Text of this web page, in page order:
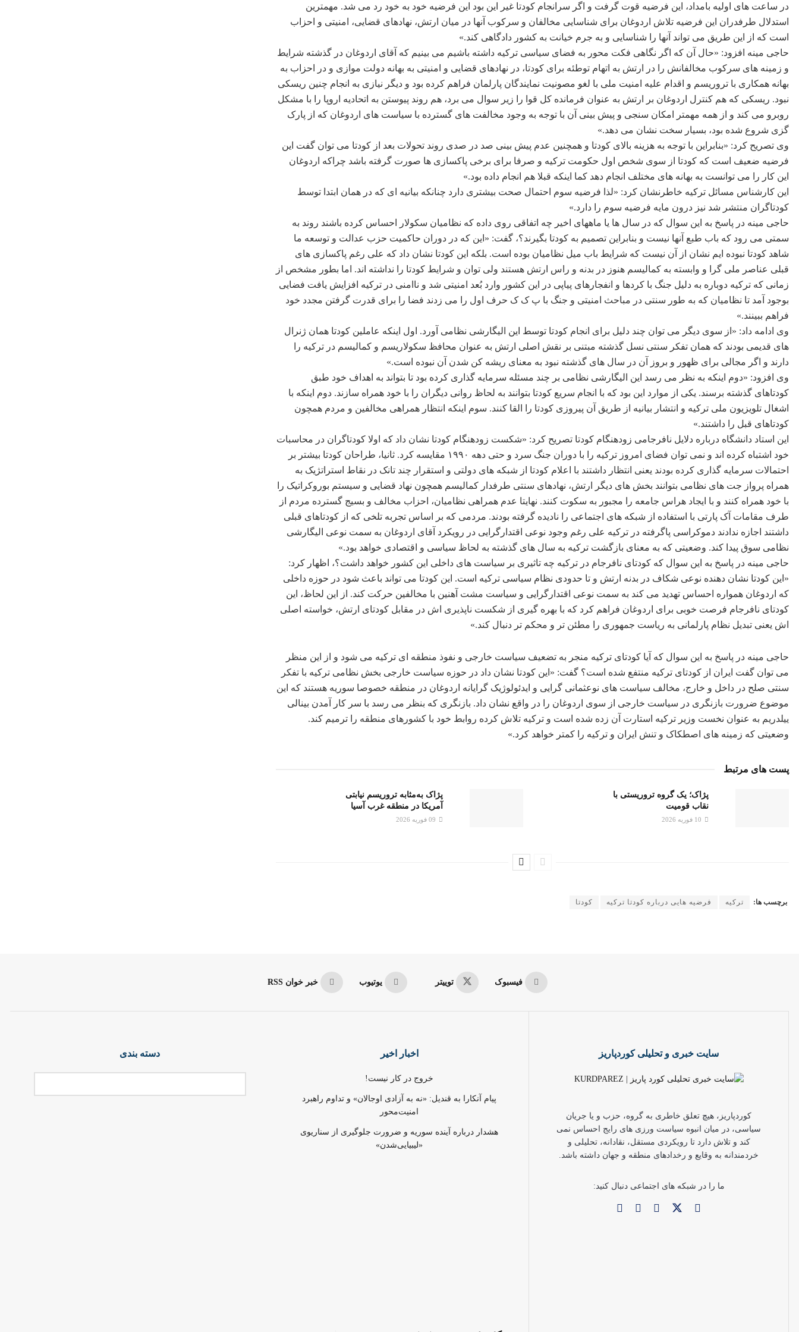
در ساعت های اولیه بامداد، این فرضیه قوت گرفت و اگر سرانجام کودتا غیر این بود این فرضیه خود به خود رد می شد. مهمترین
استدلال طرفدران این فرضیه تلاش اردوغان برای شناسایی مخالفان و سرکوب آنها در میان ارتش، نهادهای قضایی، امنیتی و احزاب
است که از این طریق می تواند آنها را شناسایی و به جرم خیانت به کشور دادگاهی کند.»
حاجی مینه افزود: «حال آن که اگر نگاهی فکت محور به فضای سیاسی ترکیه داشته باشیم می بینیم که آقای اردوغان در گذشته شرایط
و زمینه های سرکوب مخالفانش را در ارتش به اتهام توطئه برای کودتا، در نهادهای قضایی و امنیتی به بهانه دولت موازی و در احزاب به
بهانه همکاری با تروریسم و اقدام علیه امنیت ملی با لغو مصونیت نمایندگان پارلمان فراهم کرده بود و دیگر نیازی به انجام چنین ریسکی
نبود. ریسکی که هم کنترل اردوغان بر ارتش به عنوان فرمانده کل قوا را زیر سوال می برد، هم روند پیوستن به اتحادیه اروپا را با مشکل
روبرو می کند و از همه مهمتر امکان سنجی و پیش بینی آن با توجه به وجود مخالفت های گسترده با سیاست های اردوغان که از پارک
گزی شروع شده بود، بسیار سخت نشان می دهد.»
وی تصریح کرد: «بنابراین با توجه به هزینه بالای کودتا و همچنین عدم پیش بینی صد در صدی روند تحولات بعد از کودتا می توان گفت این
فرضیه ضعیف است که کودتا از سوی شخص اول حکومت ترکیه و صرفا برای برخی پاکسازی ها صورت گرفته باشد چراکه اردوغان
این کار را می توانست به بهانه های مختلف انجام دهد کما اینکه قبلا هم انجام داده بود.»
این کارشناس مسائل ترکیه خاطرنشان کرد: «لذا فرضیه سوم احتمال صحت بیشتری دارد چنانکه بیانیه ای که در همان ابتدا توسط
کودتاگران منتشر شد نیز درون مایه فرضیه سوم را دارد.»
حاجی مینه در پاسخ به این سوال که در سال ها یا ماههای اخیر چه اتفاقی روی داده که نظامیان سکولار احساس کرده باشند روند به
سمتی می رود که باب طبع آنها نیست و بنابراین تصمیم به کودتا بگیرند؟، گفت: «این که در دوران حاکمیت حزب عدالت و توسعه ما
شاهد کودتا نبوده ایم نشان از آن نیست که شرایط باب میل نظامیان بوده است. بلکه این کودتا نشان داد که علی رغم پاکسازی های
قبلی عناصر ملی گرا و وابسته به کمالیسم هنوز در بدنه و راس ارتش هستند ولی توان و شرایط کودتا را نداشته اند. اما بطور مشخص از
زمانی که ترکیه دوباره به دلیل جنگ با کردها و انفجارهای پیاپی در این کشور وارد بُعد امنیتی شد و ناامنی در ترکیه افزایش یافت فضایی
بوجود آمد تا نظامیان که به طور سنتی در مباحث امنیتی و جنگ با پ ک ک حرف اول را می زدند فضا را برای قدرت گرفتن مجدد خود
فراهم ببینند.»
وی ادامه داد: «از سوی دیگر می توان چند دلیل برای انجام کودتا توسط این الیگارشی نظامی آورد. اول اینکه عاملین کودتا همان ژنرال
های قدیمی بودند که همان تفکر سنتی نسل گذشته مبتنی بر نقش اصلی ارتش به عنوان محافظ سکولاریسم و کمالیسم در ترکیه را
دارند و اگر مجالی برای ظهور و بروز آن در سال های گذشته نبود به معنای ریشه کن شدن آن نبوده است.»
وی افزود: «دوم اینکه به نظر می رسد این الیگارشی نظامی بر چند مسئله سرمایه گذاری کرده بود تا بتواند به اهداف خود طبق
کودتاهای گذشته برسند. یکی از موارد این بود که با انجام سریع کودتا بتوانند به لحاظ روانی دیگران را با خود همراه سازند. دوم اینکه با
اشغال تلویزیون ملی ترکیه و انتشار بیانیه از طریق آن پیروزی کودتا را القا کنند. سوم اینکه انتظار همراهی مخالفین و مردم همچون
کودتاهای قبل را داشتند.»
این استاد دانشگاه درباره دلایل نافرجامی زودهنگام کودتا تصریح کرد: «شکست زودهنگام کودتا نشان داد که اولا کودتاگران در محاسبات
خود اشتباه کرده اند و نمی توان فضای امروز ترکیه را با دوران جنگ سرد و حتی دهه ۱۹۹۰ مقایسه کرد. ثانیا، طراحان کودتا بیشتر بر
احتمالات سرمایه گذاری کرده بودند یعنی انتظار داشتند با اعلام کودتا از شبکه های دولتی و استقرار چند تانک در نقاط استراتژیک به
همراه پرواز جت های نظامی بتوانند بخش های دیگر ارتش، نهادهای سنتی طرفدار کمالیسم همچون نهاد قضایی و سیستم بوروکراتیک را
با خود همراه کنند و با ایجاد هراس جامعه را مجبور به سکوت کنند. نهایتا عدم همراهی نظامیان، احزاب مخالف و بسیج گسترده مردم از
طرف مقامات آک پارتی با استفاده از شبکه های اجتماعی را نادیده گرفته بودند. مردمی که بر اساس تجربه تلخی که از کودتاهای قبلی
داشتند اجازه ندادند دموکراسی پاگرفته در ترکیه علی رغم وجود نوعی اقتدارگرایی در رویکرد آقای اردوغان به سمت نوعی الیگارشی
نظامی سوق پیدا کند. وضعیتی که به معنای بازگشت ترکیه به سال های گذشته به لحاظ سیاسی و اقتصادی خواهد بود.»
حاجی مینه در پاسخ به این سوال که کودتای نافرجام در ترکیه چه تاثیری بر سیاست های داخلی این کشور خواهد داشت؟، اظهار کرد:
«این کودتا نشان دهنده نوعی شکاف در بدنه ارتش و تا حدودی نظام سیاسی ترکیه است. این کودتا می تواند باعث شود در حوزه داخلی
که اردوغان همواره احساس تهدید می کند به سمت نوعی اقتدارگرایی و سیاست مشت آهنین با مخالفین حرکت کند. از این لحاظ، این
کودتای نافرجام فرصت خوبی برای اردوغان فراهم کرد که با بهره گیری از شکست ناپذیری اش در مقابل کودتای ارتش، خواسته اصلی
اش یعنی تبدیل نظام پارلمانی به ریاست جمهوری را مطئن تر و محکم تر دنبال کند.»
حاجی مینه در پاسخ به این سوال که آیا کودتای ترکیه منجر به تضعیف سیاست خارجی و نفوذ منطقه ای ترکیه می شود و از این منظر
می توان گفت ایران از کودتای ترکیه منتفع شده است؟ گفت: «این کودتا نشان داد در حوزه سیاست خارجی بخش نظامی ترکیه با تفکر
سنتی صلح در داخل و خارج، مخالف سیاست های نوعثمانی گرایی و ایدئولوژیک گرایانه اردوغان در منطقه خصوصا سوریه هستند که این
موضوع ضرورت بازنگری در سیاست خارجی از سوی اردوغان را در واقع نشان داد. بازنگری که بنظر می رسد با سر کار آمدن بینالی
ییلدریم به عنوان نخست وزیر ترکیه استارت آن زده شده است و ترکیه تلاش کرده روابط خود با کشورهای منطقه را ترمیم کند.
وضعیتی که زمینه های اصطکاک و تنش ایران و ترکیه را کمتر خواهد کرد.»
پست های مرتبط
پژاک؛ یک گروه تروریستی با
نقاب قومیت
پژاک به‌مثابه تروریسم نیابتی
آمریکا در منطقه غرب آسیا
برچسب ها: ترکیه فرضیه هایی درباره کودتا ترکیه کودتا
فیسبوک توییتر یوتیوب خبر خوان RSS
سایت خبری و تحلیلی کوردپاریز
کوردپاریز، هیچ تعلق خاطری به گروه، حزب و یا جریان
سیاسی، در میان انبوه سیاست ورزی های رایج احساس نمی
کند و تلاش دارد تا رویکردی مستقل، نقادانه، تحلیلی و
خردمندانه به وقایع و رخدادهای منطقه و جهان داشته باشد.
ما را در شبکه های اجتماعی دنبال کنید:
اخبار اخیر
خروج در کار نیست!
پیام آنکارا به قندیل: «نه به آزادی اوجالان» و تداوم راهبرد
امنیت‌محور
هشدار درباره آینده سوریه و ضرورت جلوگیری از سناریوی
«لیبیایی‌شدن»
دسته بندی